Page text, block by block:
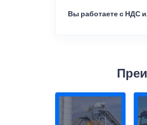
Вы работаете с НДС